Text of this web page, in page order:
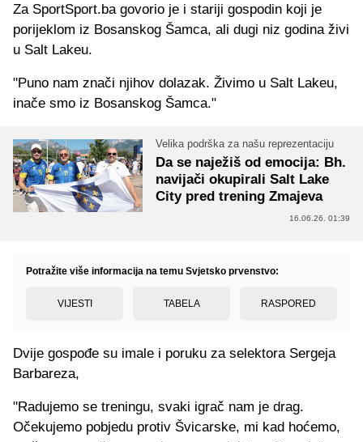
Za SportSport.ba govorio je i stariji gospodin koji je
porijeklom iz Bosanskog Šamca, ali dugi niz godina živi
u Salt Lakeu.
"Puno nam znači njihov dolazak. Živimo u Salt Lakeu,
inače smo iz Bosanskog Šamca."
Velika podrška za našu reprezentaciju
Da se naježiš od emocija: Bh.
navijači okupirali Salt Lake
City pred trening Zmajeva
16.06.26. 01:39
Potražite više informacija na temu Svjetsko prvenstvo:
VIJESTI TABELA RASPORED
Dvije gospođe su imale i poruku za selektora Sergeja
Barbareza,
"Radujemo se treningu, svaki igrač nam je drag.
Očekujemo pobjedu protiv Švicarske, mi kad hoćemo,